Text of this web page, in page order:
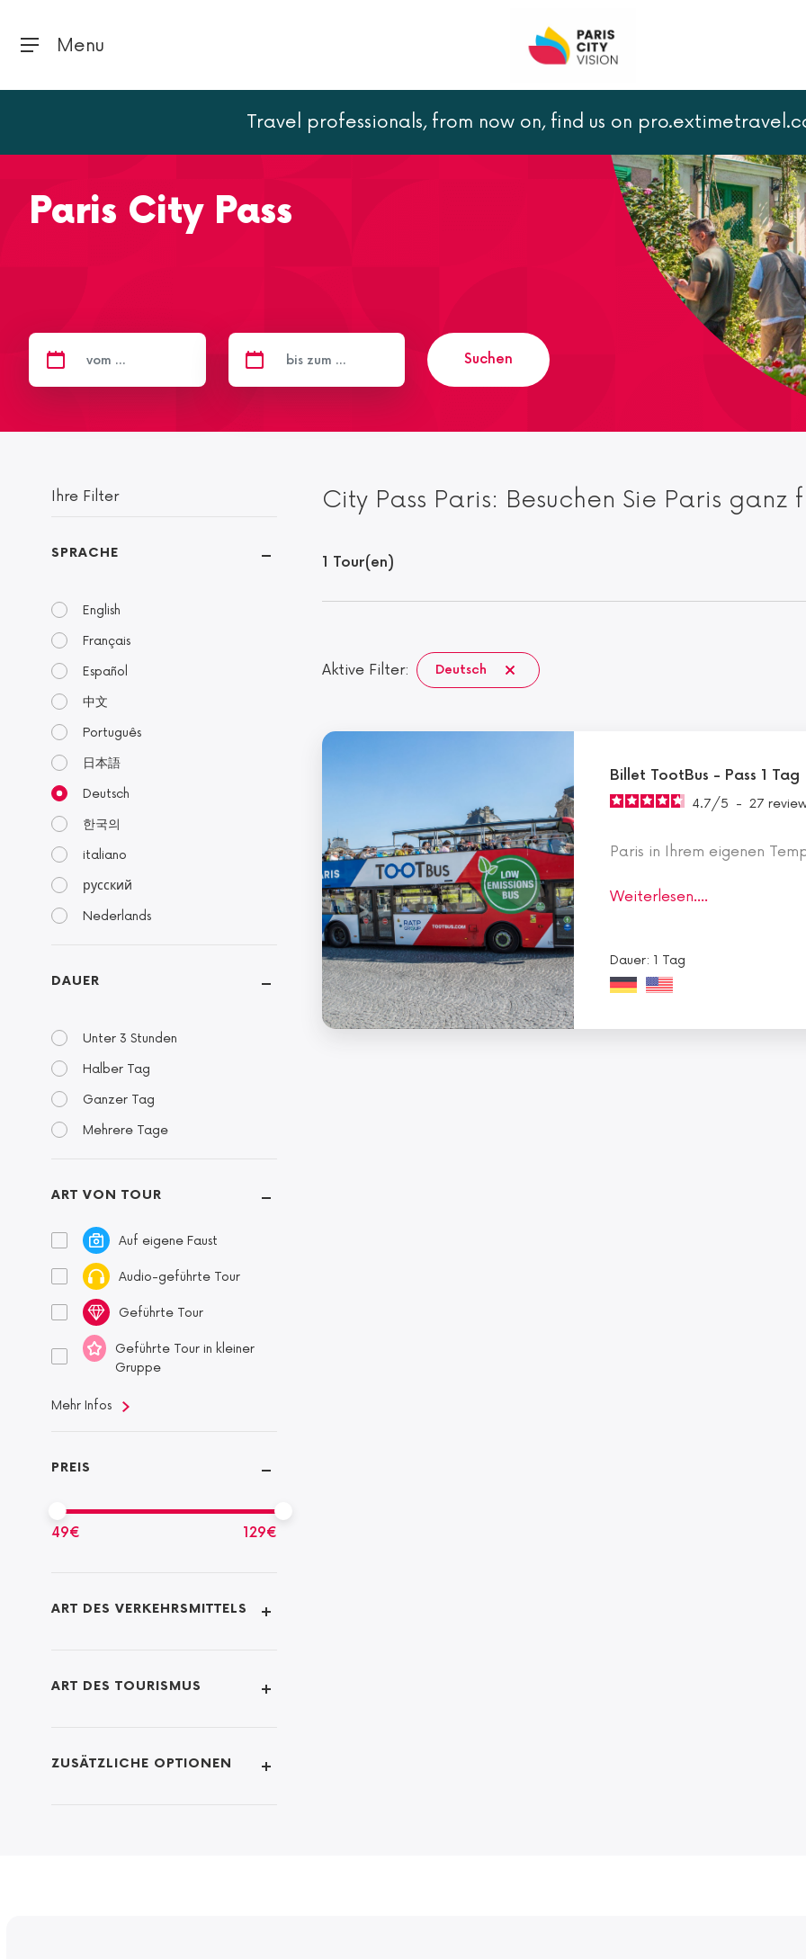
Menu
Travel professionals, from now on, find us on
Paris City Pass
Paris City Pass
Suchen
City Pass Paris: Besuchen Sie Paris
1 Tour(en)
Aktive Filter: Deutsch
Billet TootBus - Pass 1 Tag
4.7/5 - 27
Paris in Ihrem eigenen
Weiterlesen....
Dauer: 1 Tag
Ihre Filter
SPRACHE
English
Français
Español
中文
Português
日本語
Deutsch
한국의
italiano
русский
Nederlands
DAUER
Unter 3 Stunden
Halber Tag
Ganzer Tag
Mehrere Tage
ART VON TOUR
Auf eigene Faust
Audio-geführte Tour
Geführte Tour
Geführte Tour in kleiner
Gruppe
Mehr Infos
PREIS
49€ 129€
ART DES VERKEHRSMITTELS
ART DES TOURISMUS
ZUSÄTZLICHE OPTIONEN